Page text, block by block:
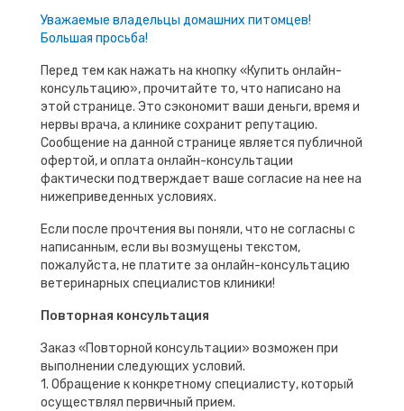
Уважаемые владельцы домашних питомцев!
Большая просьба!
Перед тем как нажать на кнопку «Купить онлайн-
консультацию», прочитайте то, что написано на
этой странице. Это сэкономит ваши деньги, время и
нервы врача, а клинике сохранит репутацию.
Сообщение на данной странице является публичной
офертой, и оплата онлайн-консультации
фактически подтверждает ваше согласие на нее на
нижеприведенных условиях.
Если после прочтения вы поняли, что не согласны с
написанным, если вы возмущены текстом,
пожалуйста, не платите за онлайн-консультацию
ветеринарных специалистов клиники!
Повторная консультация
Заказ «Повторной консультации» возможен при
выполнении следующих условий.
1. Обращение к конкретному специалисту, который
осуществлял первичный прием.